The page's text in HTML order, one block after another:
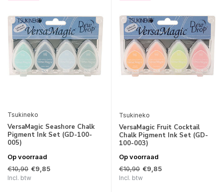
Tsukineko
VersaMagic Seashore Chalk
Pigment Ink Set (GD-100-
005)
Op voorraad
€10,90 €9,85
Incl. btw
Tsukineko
VersaMagic Fruit Cocktail
Chalk Pigment Ink Set (GD-
100-003)
Op voorraad
€10,90 €9,85
Incl. btw